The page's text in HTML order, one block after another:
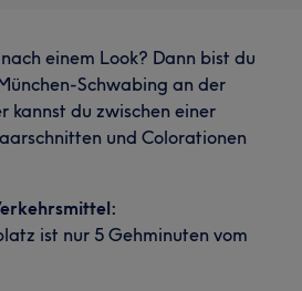
einem Look? Dann bist du
Schwabing an der
kannst du zwischen einer
und Colorationen
ist nur 5 Gehminuten vom